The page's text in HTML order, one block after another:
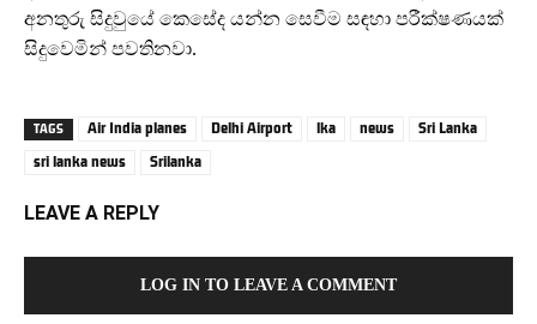
අනතුරු සිදුවුයේ කෙසේද යන්න සෙවීම සඳහා පරීක්ෂණයක්
සිදුවෙමින් පවතිනවා.
TAGS Air India planes Delhi Airport lka news
Sri Lanka
sri lanka news
Srilanka
LEAVE A REPLY
LOG IN TO LEAVE A COMMENT